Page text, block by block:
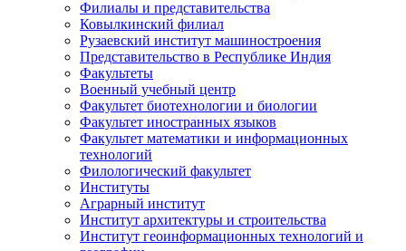
Филиалы и представительства
Ковылкинский филиал
Рузаевский институт машиностроения
Представительство в Республике Индия
Факультеты
Военный учебный центр
Факультет биотехнологии и биологии
Факультет иностранных языков
Факультет математики и информационных
технологий
Филологический факультет
Институты
Аграрный институт
Институт архитектуры и строительства
Институт геоинформационных технологий и